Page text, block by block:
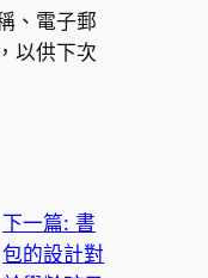
、電子郵
以供下次
下一篇: 書
包的設計對